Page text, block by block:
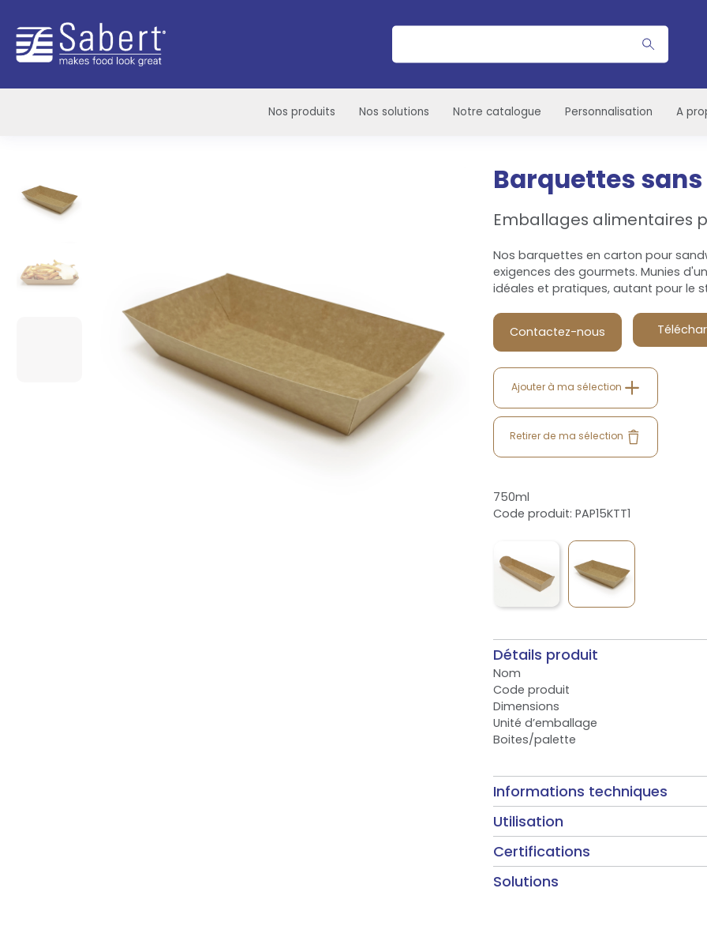
Sabert
Rechercher
Nos produits Nos solutions Notre catalogue Personnalisation A
Barquettes
Emballages alimentaires
Nos barquettes en carton pour
exigences des gourmets. Munies
idéales et pratiques, autant pour le
Contactez-nous
Ajouter à ma sélection
Retirer de ma sélection
750ml
Code produit: PAP15KTT1
Détails produit
Nom
Code produit
Dimensions
Unité d’emballage
Boites/palette
Informations techniques
Utilisation
Certifications
Solutions